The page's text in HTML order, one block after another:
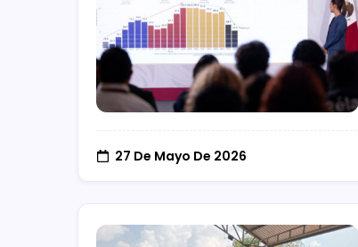
27 De Mayo De 2026